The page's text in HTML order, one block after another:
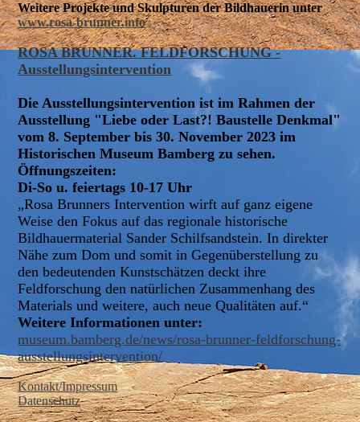
Weitere Projekte und Skulpturen der Bildhauerin unter
www.rosa-brunner.info
ROSA BRUNNER. FELDFORSCHUNG -
Ausstellungsintervention
Die Ausstellungsintervention ist im Rahmen der
Ausstellung "Liebe oder Last?! Baustelle Denkmal"
vom 8. September bis 30. November 2023 im
Historischen Museum Bamberg zu sehen.
Öffnungszeiten:
Di-So u. feiertags 10-17 Uhr
„Rosa Brunners Intervention wirft auf ganz eigene
Weise den Fokus auf das regionale historische
Bildhauermaterial Sander Schilfsandstein. In direkter
Nähe zum Dom und somit in Gegenüberstellung zu
den bedeutenden Kunstschätzen deckt ihre
Feldforschung den natürlichen Zusammenhang des
Materials und weitere, auch neue Qualitäten auf.“
Weitere Informationen unter:
museum.bamberg.de/news/rosa-brunner-feldforschung-
ausstellungsintervention/
Kontakt/Impressum
Datenschutz